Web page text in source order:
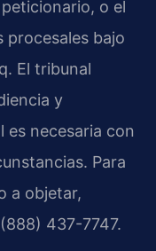
o el
procesales bajo
El tribunal
y
es necesaria con
Para
a objetar,
437-7747.